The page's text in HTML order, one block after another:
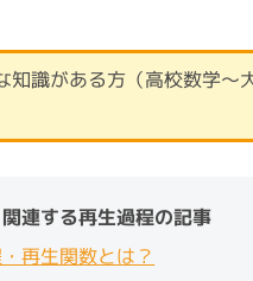
知識がある方（高校数学〜
関連する再生過程の記事
再生関数とは？